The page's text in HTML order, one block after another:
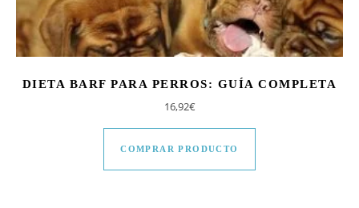
DIETA BARF PARA PERROS: GUÍA COMPLETA
16,92€
COMPRAR PRODUCTO